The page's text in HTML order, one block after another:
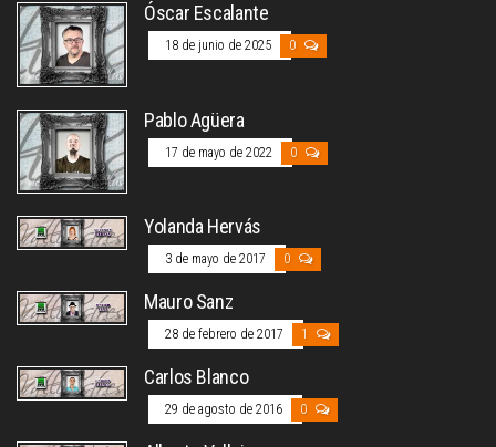
Óscar Escalante
18 de junio de 2025 0
Pablo Agüera
17 de mayo de 2022 0
Yolanda Hervás
3 de mayo de 2017 0
Mauro Sanz
28 de febrero de 2017 1
Carlos Blanco
29 de agosto de 2016 0